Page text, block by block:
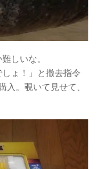
しいな。
ょ！」と撤去指令
。覗いて見せて、